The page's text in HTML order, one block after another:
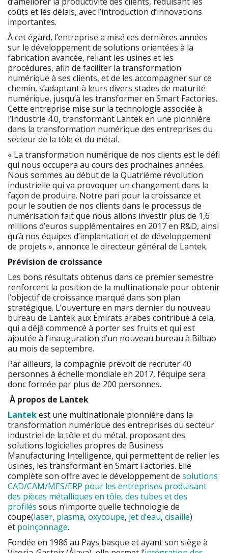
coûts et les délais, avec l’introduction d’innovations
importantes.
À cet égard, l’entreprise a misé ces dernières années
sur le développement de solutions orientées à la
fabrication avancée, reliant les usines et les
procédures, afin de faciliter la transformation
numérique à ses clients, et de les accompagner sur ce
chemin, s’adaptant à leurs divers stades de maturité
numérique, jusqu’à les transformer en Smart Factories.
Cette entreprise mise sur la technologie associée à
l’Industrie 4.0, transformant Lantek en une pionnière
dans la transformation numérique des entreprises du
secteur de la tôle et du métal.
« La transformation numérique de nos clients est le défi
qui nous occupera au cours des prochaines années.
Nous sommes au début de la Quatrième révolution
industrielle qui va provoquer un changement dans la
façon de produire. Notre pari pour la croissance et
pour le soutien de nos clients dans le processus de
numérisation fait que nous allons investir plus de 1,6
millions d’euros supplémentaires en 2017 en R&D, ainsi
qu’à nos équipes d’implantation et de développement
de projets », annonce le directeur général de Lantek.
Prévision de croissance
Les bons résultats obtenus dans ce premier semestre
renforcent la position de la multinationale pour obtenir
l’objectif de croissance marqué dans son plan
stratégique. L’ouverture en mars dernier du nouveau
bureau de Lantek aux Émirats arabes contribue à cela,
qui a déjà commencé à porter ses fruits et qui est
ajoutée à l’inauguration d’un nouveau bureau à Bilbao
au mois de septembre.
Par ailleurs, la compagnie prévoit de recruter 40
personnes à échelle mondiale en 2017, l’équipe sera
donc formée par plus de 200 personnes.
À propos de Lantek
Lantekest une multinationale pionnière dans la
transformation numérique des entreprises du secteur
industriel de la tôle et du métal, proposant des
solutions logicielles propres de Business
Manufacturing Intelligence, qui permettent de relier les
usines, les transformant en Smart Factories. Elle
complète son offre avec le développement de solutions
CAD/CAM/MES/ERP pour les entreprises produisant
des pièces métalliques en tôle, des tubes et des
profilés sous n’importe quelle technologie de
coupe(laser, plasma, oxycoupe, jet d’eau, cisaille)
et poinçonnage.
Fondée en 1986 au Pays basque et ayant son siège à